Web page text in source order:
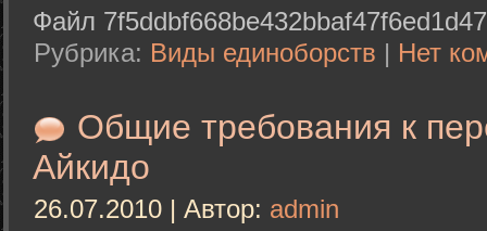
Файл
Рубрика: Виды единоборств | Нет
Общие требования к
Айкидо
26.07.2010 | Автор: admin